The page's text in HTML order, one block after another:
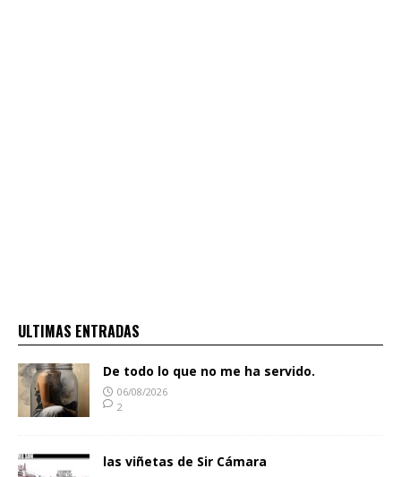
ULTIMAS ENTRADAS
De todo lo que no me ha servido.
06/08/2026
2
las viñetas de Sir Cámara